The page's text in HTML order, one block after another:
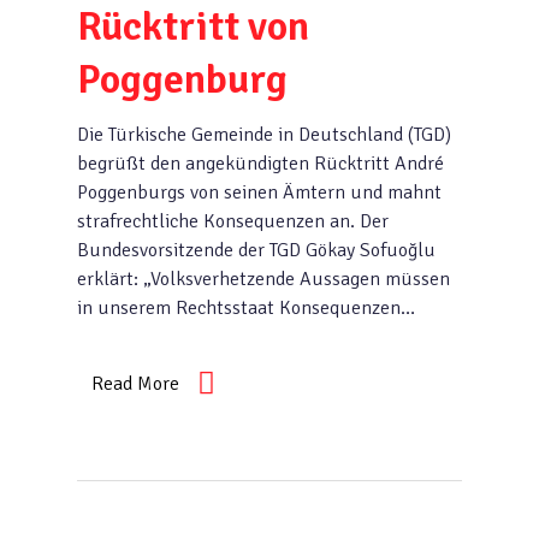
Rücktritt von
Poggenburg
Die Türkische Gemeinde in Deutschland (TGD)
begrüßt den angekündigten Rücktritt André
Poggenburgs von seinen Ämtern und mahnt
strafrechtliche Konsequenzen an. Der
Bundesvorsitzende der TGD Gökay Sofuoğlu
erklärt: „Volksverhetzende Aussagen müssen
in unserem Rechtsstaat Konsequenzen…
Read More